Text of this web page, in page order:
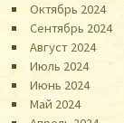
Октябрь 2024
Сентябрь 2024
Август 2024
Июль 2024
Июнь 2024
Май 2024